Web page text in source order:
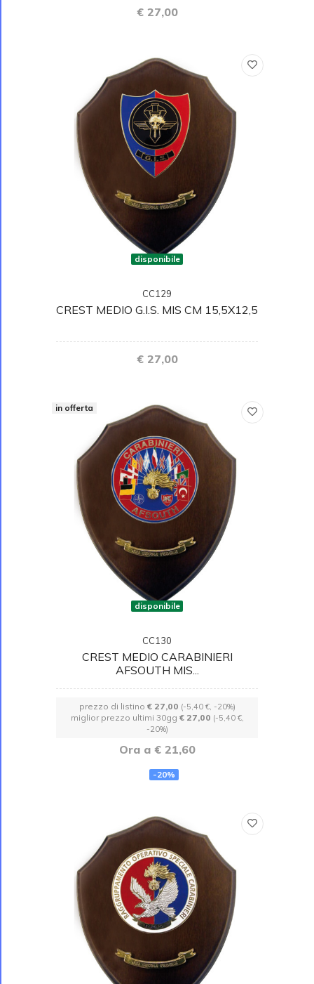
€ 27,00
disponibile
CC129
CREST MEDIO G.I.S. MIS CM 15,5X12,5
€ 27,00
in offerta
disponibile
CC130
CREST MEDIO CARABINIERI
AFSOUTH MIS...
prezzo di listino € 27,00 (-5,40 €, -20%)
miglior prezzo ultimi 30gg € 27,00 (-5,40 €,
-20%)
Ora a € 21,60
-20%